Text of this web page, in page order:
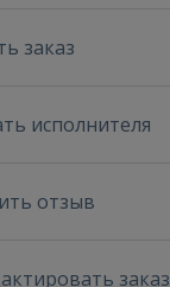
заказ
исполнителя
отзыв
заказ